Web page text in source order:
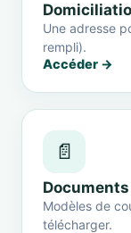
Une adresse
rempli).
Accéder →
📄
Modèles de
télécharger.